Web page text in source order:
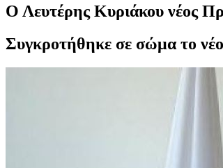
Ο Λευτέρης Κυριάκου νέος
Συγκροτήθηκε σε σώμα το